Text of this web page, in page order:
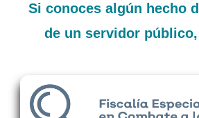
Si conoces algún hecho
de un servidor